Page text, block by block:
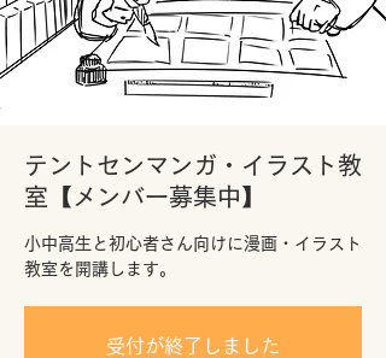
テントセンマンガ・イラスト教
室【メンバー募集中】
小中高生と初心者さん向けに漫画・イラスト
受付が終了しました